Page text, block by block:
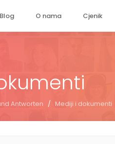
Blog O nama Cjenik
Antworten / Mediji i dokumenti